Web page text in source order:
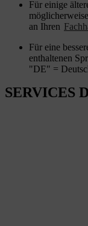
Für einige
an Ihren
Für eine
enthaltenen
"DE" =
SERVICES